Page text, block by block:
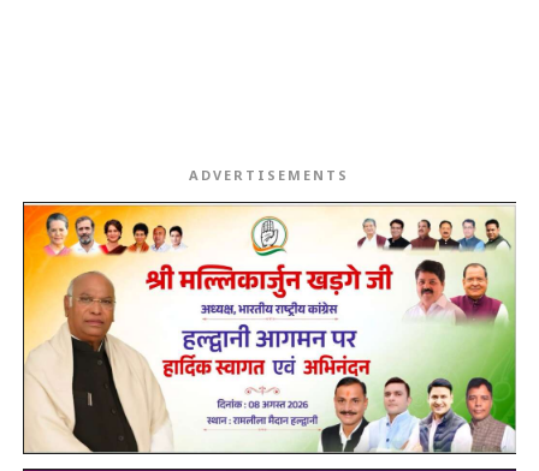
ADVERTISEMENTS